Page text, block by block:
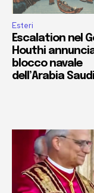
Esteri
Escalation nel
Houthi
blocco navale
dell’Arabia